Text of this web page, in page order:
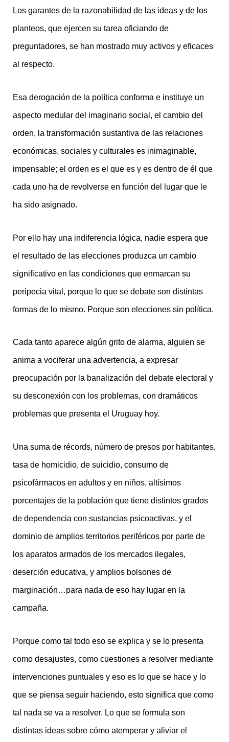
Los garantes de la razonabilidad de las ideas y de los
planteos, que ejercen su tarea oficiando de
preguntadores, se han mostrado muy activos y eficaces
al respecto.
Esa derogación de la política conforma e instituye un
aspecto medular del imaginario social, el cambio del
orden, la transformación sustantiva de las relaciones
económicas, sociales y culturales es inimaginable,
impensable; el orden es el que es y es dentro de él que
cada uno ha de revolverse en función del lugar que le
ha sido asignado.
Por ello hay una indiferencia lógica, nadie espera que
el resultado de las elecciones produzca un cambio
significativo en las condiciones que enmarcan su
peripecia vital, porque lo que se debate son distintas
formas de lo mismo. Porque son elecciones sin política.
Cada tanto aparece algún grito de alarma, alguien se
anima a vociferar una advertencia, a expresar
preocupación por la banalización del debate electoral y
su desconexión con los problemas, con dramáticos
problemas que presenta el Uruguay hoy.
Una suma de récords, número de presos por habitantes,
tasa de homicidio, de suicidio, consumo de
psicofármacos en adultos y en niños, altísimos
porcentajes de la población que tiene distintos grados
de dependencia con sustancias psicoactivas, y el
dominio de amplios territorios periféricos por parte de
los aparatos armados de los mercados ilegales,
deserción educativa, y amplios bolsones de
marginación…para nada de eso hay lugar en la
campaña.
Porque como tal todo eso se explica y se lo presenta
como desajustes, como cuestiones a resolver mediante
intervenciones puntuales y eso es lo que se hace y lo
que se piensa seguir haciendo, esto significa que como
tal nada se va a resolver. Lo que se formula son
distintas ideas sobre cómo atemperar y aliviar el